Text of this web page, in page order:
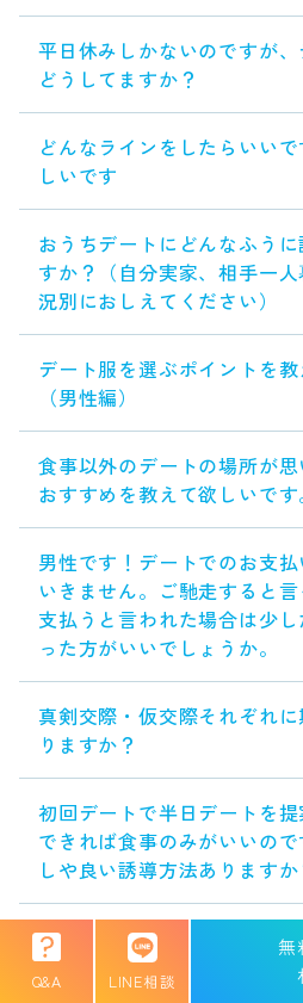
Q&A LINE相談
無
平日休みしかないのですが
どうしてますか？
どんなラインをしたらいい
しいです
おうちデートにどんなふう
すか？（自分実家、相手一
況別におしえてください）
デート服を選ぶポイントを
（男性編）
食事以外のデートの場所が思
おすすめを教えて欲しいです
男性です！デートでのお支
いきません。ご馳走すると
支払うと言われた場合は少
った方がいいでしょうか。
真剣交際・仮交際それぞれ
りますか？
初回デートで半日デートを提
できれば食事のみがいいの
しや良い誘導方法ありますか
お家デートは真剣交際入る
うがいいですか？